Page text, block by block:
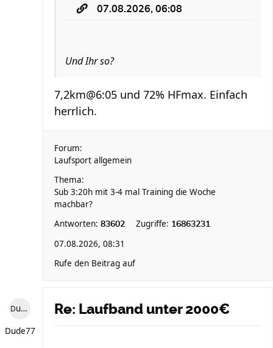
07.08.2026, 06:08
Und Ihr so?
7,2km@6:05 und 72% HFmax. Einfach
herrlich.
Forum:
Laufsport allgemein
Thema:
Sub 3:20h mit 3-4 mal Training die Woche
machbar?
Antworten: 83602 Zugriffe: 16863231
07.08.2026, 08:31
Rufe den Beitrag auf
Dude77
Dude77
Re: Laufband unter 2000€